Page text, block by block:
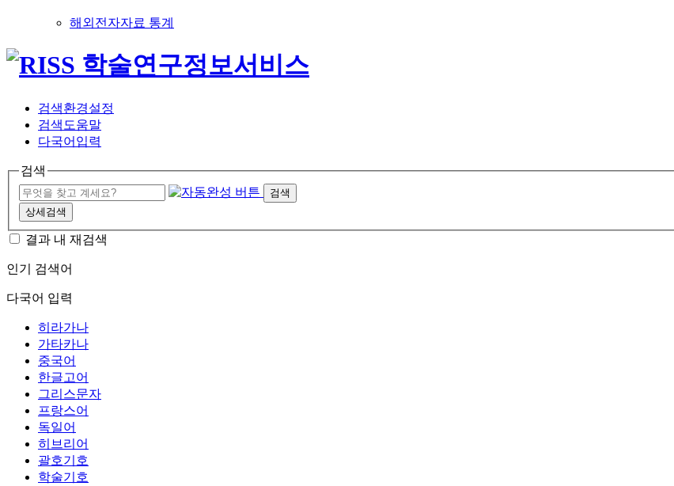
해외전자자료 통계
검색환경설정
검색도움말
다국어입력
검색
검색
상세검색
결과 내 재검색
인기 검색어
다국어 입력
히라가나
가타카나
중국어
한글고어
그리스문자
프랑스어
독일어
히브리어
괄호기호
학술기호